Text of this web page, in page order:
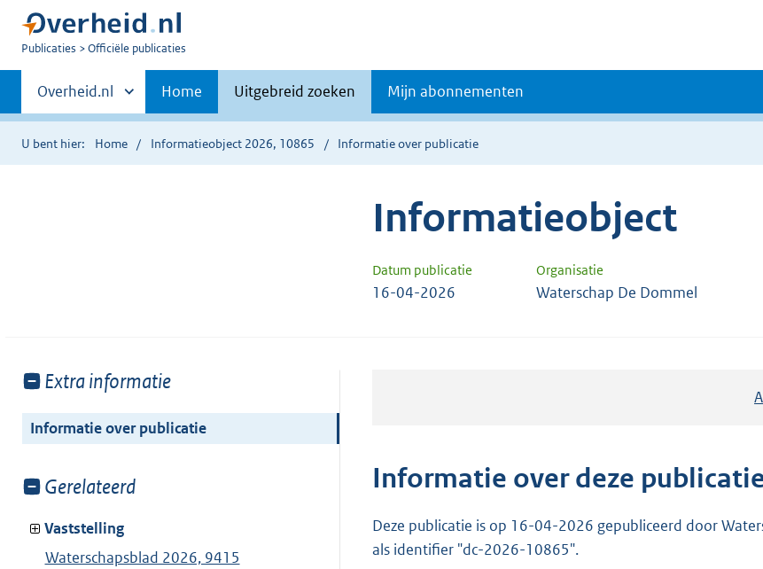
U
Publicaties Officiële publicaties
Primaire
navigatie
Andere
sites
binnen
Overheid.nl Home Uitgebreid zoeken Mijn abonnementen
U bent hier: Home Informatieobject 2026, 10865 Informatie over publicatie
Informatieobject
Datum publicatie Organisatie
16-04-2026 Waterschap De Dommel
Toon
van:
Extra informatie
Informatie over publicatie
Toon
van:
Gerelateerd
Vaststelling
Waterschapsblad 2026, 9415
Informatie over deze
Deze publicatie is op 16-04-2026 gepubliceerd door
als identifier "dc-2026-10865".